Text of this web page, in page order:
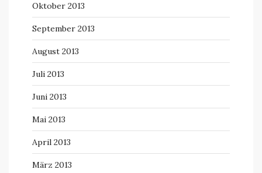
Oktober 2013
September 2013
August 2013
Juli 2013
Juni 2013
Mai 2013
April 2013
März 2013